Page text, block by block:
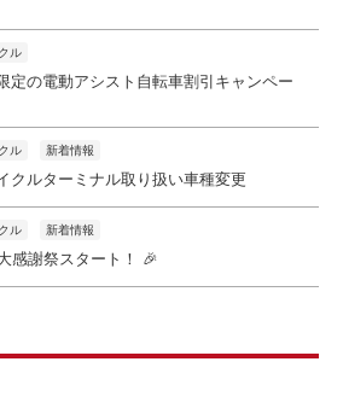
ル
定の電動アシスト自転車割引キャンペー
ル 新着情報
クルターミナル取り扱い車種変更
ル 新着情報
感謝祭スタート！ 🎉